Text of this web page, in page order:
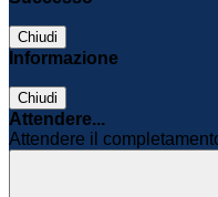
Chiudi
Informazione
Chiudi
Attendere...
Attendere il